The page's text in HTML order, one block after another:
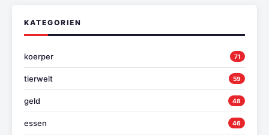
KATEGORIEN
koerper 71
tierwelt 59
geld 48
essen 46